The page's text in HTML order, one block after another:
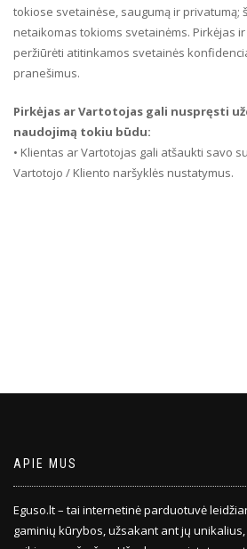
tokiose svetainėse, saugumą ir privatumą;
netaikomas tokioms svetainėms. Pirkėjas
peržiūrėti atitinkamos svetainės
pranešimus.
Pirkėjas ar Vartotojas gali nuspręsti
naudojimą tokiu būdu:
• Klientas ar Vartotojas gali atšaukti savo
Vartotojo / Kliento naršyklės nustatymus.
APIE MUS
Eguso.lt – tai internetinė parduotuvė
gaminių kūrybos, užsakant ant jų